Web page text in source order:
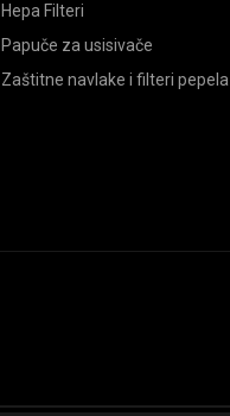
Hepa Filteri
Papuče za usisivače
Zaštitne navlake i filteri pepela